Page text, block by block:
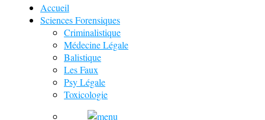
Accueil
Sciences Forensiques
Criminalistique
Médecine Légale
Balistique
Les Faux
Psy Légale
Toxicologie